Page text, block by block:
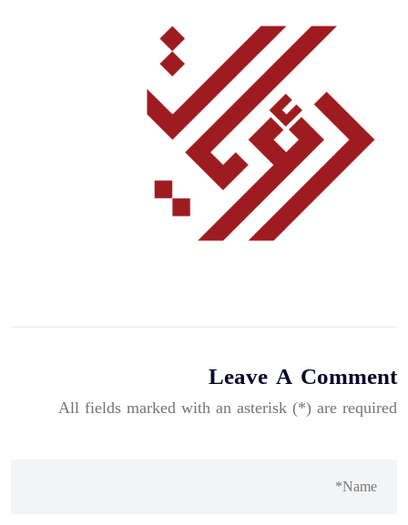
Leave A Comment
All fields marked with an asterisk (*) are required